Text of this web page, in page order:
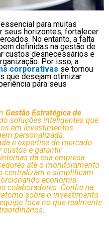
para muitas
seus horizontes, fortalecer
No entanto, a falta
definidas na gestão de
custos desnecessários e
Por isso, a
corporativas se tornou
que desejam otimizar
para seus
Gestão Estratégica de
soluções inteligentes que
em investimentos
personalizada,
e expertise de mercado
custos e garantir
da sua empresa.
até o monitoramento
centralizam e simplificam
economia
colaboradores. Confie na
sobre o investimento
foca no que realmente